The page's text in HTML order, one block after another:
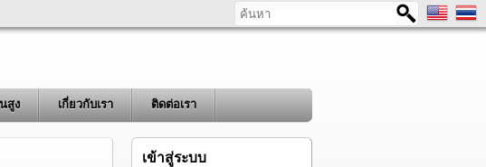
ค้นหา
สูง เกี่ยวกับเรา ติดต่อเรา
เข้าสู่ระบบ